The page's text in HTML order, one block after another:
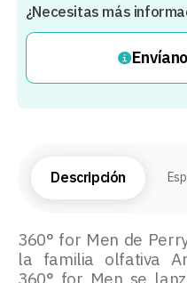
¿Necesitas más
Descripción
360° for Men de
la familia olfativa
360° for Men se